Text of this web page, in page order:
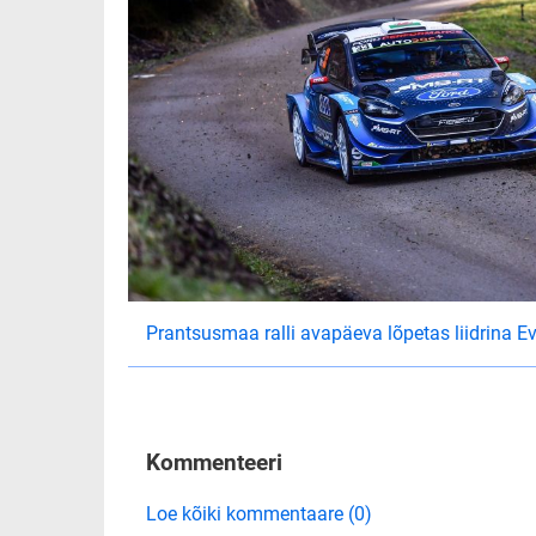
Prantsusmaa ralli avapäeva lõpetas liidrina
Kommenteeri
Loe kõiki kommentaare (0)